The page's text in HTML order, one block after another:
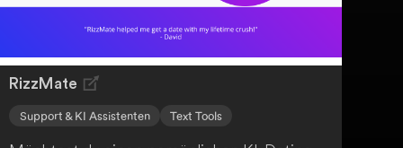
RizzMate
Support & KI Assistenten Text Tools